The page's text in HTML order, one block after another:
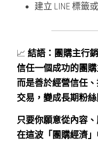
建立 LINE 標籤
📈 結語：團購主行
信任一個成功的團
而是善於經營信任
交易，變成長期粉絲
只要你願意從內容
在這波「團購經濟